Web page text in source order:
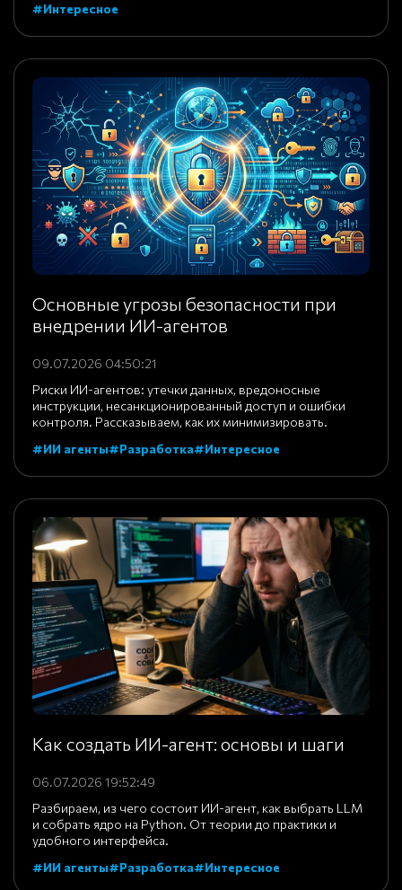
#Интересное
Основные угрозы безопасности при
внедрении ИИ-агентов
09.07.2026 04:50:21
Риски ИИ-агентов: утечки данных, вредоносные
инструкции, несанкционированный доступ и ошибки
контроля. Рассказываем, как их минимизировать.
#ИИ агенты#Разработка#Интересное
Как создать ИИ-агент: основы и шаги
06.07.2026 19:52:49
Разбираем, из чего состоит ИИ-агент, как выбрать LLM
и собрать ядро на Python. От теории до практики и
удобного интерфейса.
#ИИ агенты#Разработка#Интересное